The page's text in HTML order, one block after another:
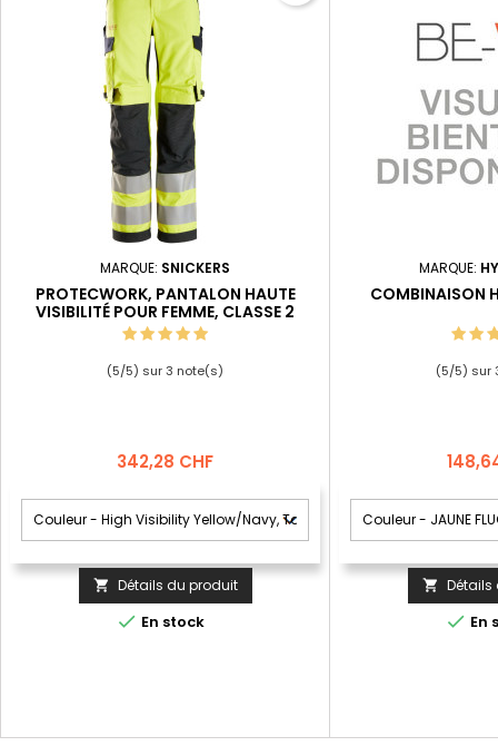
MARQUE: SNICKERS
PROTECWORK, PANTALON HAUTE
VISIBILITÉ POUR FEMME, CLASSE 2
(5/5) sur3 note(s)
Prix
342,28 CHF
 Détails du produit
 En stock
MARQUE:
COMBINAISON
(5/5) sur
Prix
 Détails
 En